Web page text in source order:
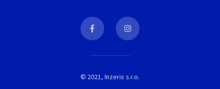
© 2021, Inzeris s.r.o.